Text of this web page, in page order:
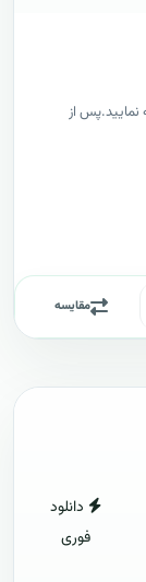
نمایید.پس از
مقایسه
دانلود
فوری